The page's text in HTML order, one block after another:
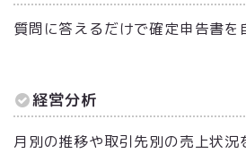
質問に答えるだけで確定申告書を
経営分析
月別の推移や取引先別の売上状況